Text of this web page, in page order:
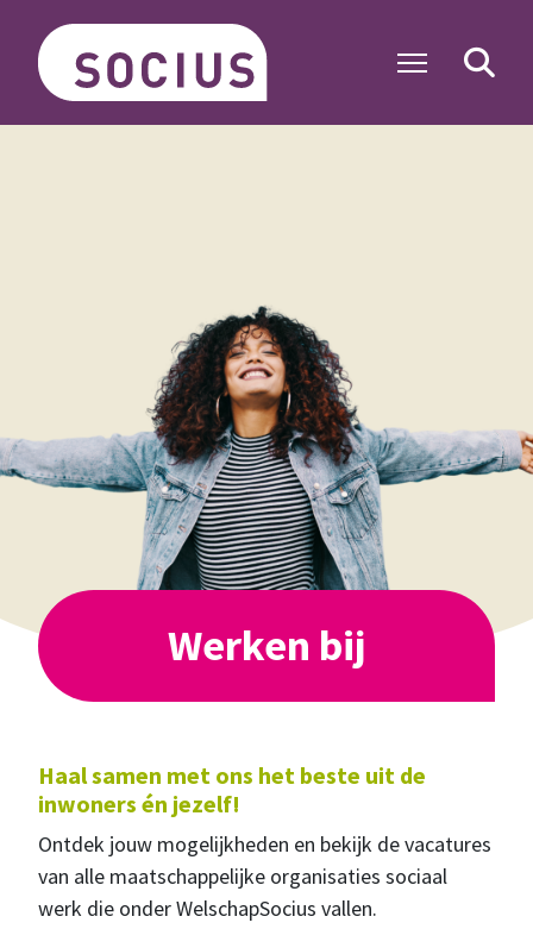
Werken bij
Haal samen met ons het beste uit de
inwoners én jezelf!
Ontdek jouw mogelijkheden en bekijk de vacatures
van alle maatschappelijke organisaties sociaal
werk die onder WelschapSocius vallen.